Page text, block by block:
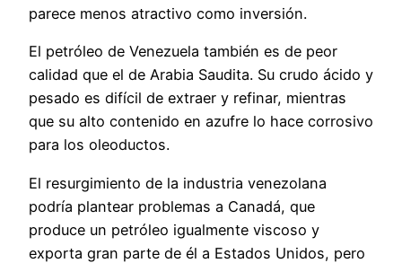
parece menos atractivo como inversión.
El petróleo de Venezuela también es de peor
calidad que el de Arabia Saudita. Su crudo ácido y
pesado es difícil de extraer y refinar, mientras
que su alto contenido en azufre lo hace corrosivo
para los oleoductos.
El resurgimiento de la industria venezolana
podría plantear problemas a Canadá, que
produce un petróleo igualmente viscoso y
exporta gran parte de él a Estados Unidos, pero